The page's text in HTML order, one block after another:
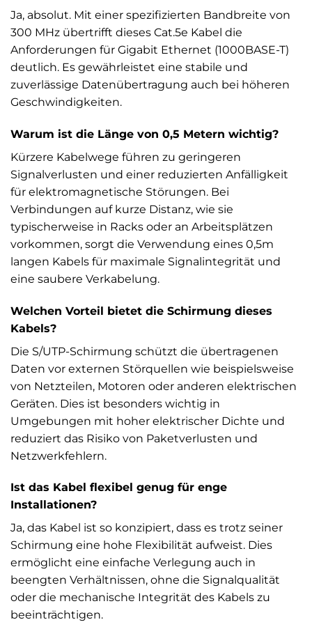
Ja, absolut. Mit einer spezifizierten Bandbreite von
300 MHz übertrifft dieses Cat.5e Kabel die
Anforderungen für Gigabit Ethernet (1000BASE-T)
deutlich. Es gewährleistet eine stabile und
zuverlässige Datenübertragung auch bei höheren
Geschwindigkeiten.
Warum ist die Länge von 0,5 Metern wichtig?
Kürzere Kabelwege führen zu geringeren
Signalverlusten und einer reduzierten Anfälligkeit
für elektromagnetische Störungen. Bei
Verbindungen auf kurze Distanz, wie sie
typischerweise in Racks oder an Arbeitsplätzen
vorkommen, sorgt die Verwendung eines 0,5m
langen Kabels für maximale Signalintegrität und
eine saubere Verkabelung.
Welchen Vorteil bietet die Schirmung dieses
Kabels?
Die S/UTP-Schirmung schützt die übertragenen
Daten vor externen Störquellen wie beispielsweise
von Netzteilen, Motoren oder anderen elektrischen
Geräten. Dies ist besonders wichtig in
Umgebungen mit hoher elektrischer Dichte und
reduziert das Risiko von Paketverlusten und
Netzwerkfehlern.
Ist das Kabel flexibel genug für enge
Installationen?
Ja, das Kabel ist so konzipiert, dass es trotz seiner
Schirmung eine hohe Flexibilität aufweist. Dies
ermöglicht eine einfache Verlegung auch in
beengten Verhältnissen, ohne die Signalqualität
oder die mechanische Integrität des Kabels zu
beeinträchtigen.